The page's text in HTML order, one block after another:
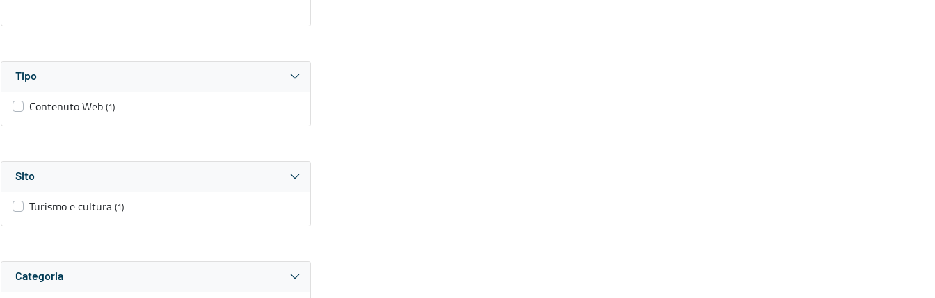
Tipo
Contenuto Web (1)
Sito
Turismo e cultura (1)
Categoria